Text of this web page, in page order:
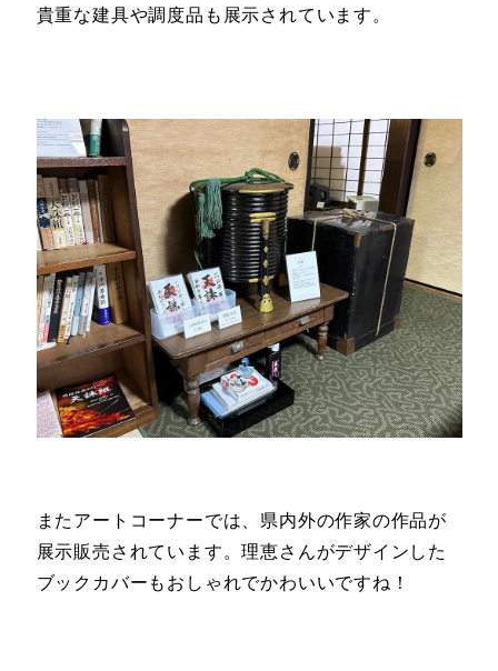
貴重な建具や調度品も展示されています。
またアートコーナーでは、県内外の作家の作品が
展示販売されています。理恵さんがデザインした
ブックカバーもおしゃれでかわいいですね！